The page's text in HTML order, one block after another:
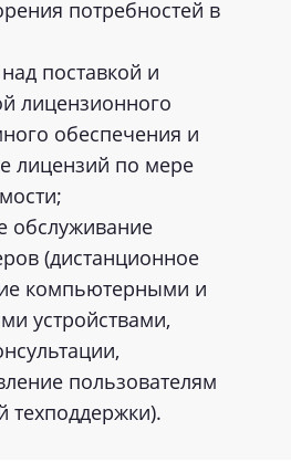
потребностей в
поставкой и
лицензионного
обеспечения и
лицензий по мере
обслуживание
(дистанционное
компьютерными и
устройствами,
пользователям
техподдержки).